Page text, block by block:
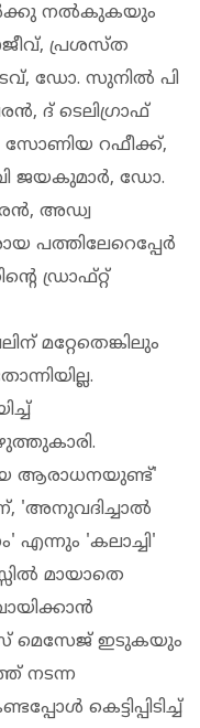
നല്‍കുകയും
പ്രശസ്ത
ഡോ. സുനില്‍ പി
ദ് ടെലിഗ്രാഫ്
സോണിയ റഫീക്ക്,
ജയകുമാര്‍, ഡോ.
അഡ്വ
പത്തിലേറെപ്പേര്‍
ഡ്രാഫ്റ്റ്
മറ്റേതെങ്കിലും
ആരാധനയുണ്ട്'
'അനുവദിച്ചാല്‍
'കലാച്ചി'
മായാതെ
മെസേജ് ഇടുകയും
നടന്ന
കെട്ടിപ്പിടിച്ച്